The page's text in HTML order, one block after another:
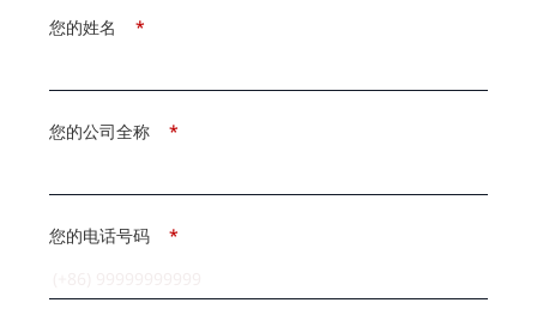
*
您的姓名
*
您的公司全称
*
您的电话号码